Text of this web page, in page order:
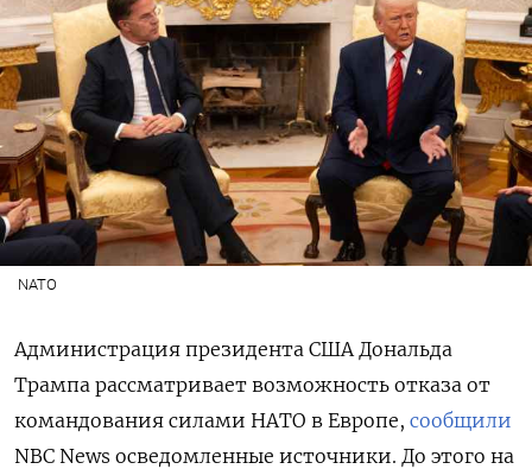
NATO
Администрация президента США Дональда
Трампа рассматривает возможность отказа от
командования силами НАТО в Европе, сообщили
NBC News осведомленные источники. До этого на